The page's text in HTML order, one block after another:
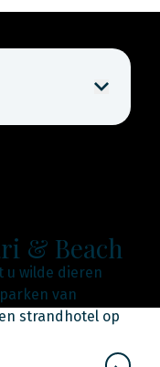
& Beach
u wilde dieren
van
strandhotel op